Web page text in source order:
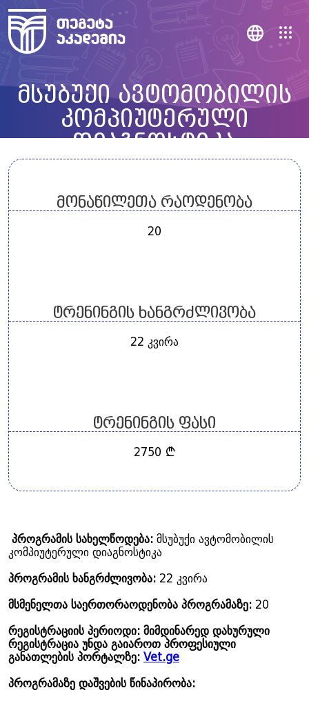
მსუბუქი ავტომობილის
კომპიუტერული
დიაგნოსტიკა
მონაწილეთა რაოდენობა
20
ტრენინგის ხანგრძლივობა
22 კვირა
ტრენინგის ფასი
2750 ₾
პროგრამის სახელწოდება: მსუბუქი ავტომობილის
კომპიუტერული დიაგნოსტიკა
პროგრამის ხანგრძლივობა: 22 კვირა
მსმენელთა საერთორაოდენობა პროგრამაზე: 20
რეგისტრაციის პერიოდი: მიმდინარედ დახურული
რეგისტრაცია უნდა გაიაროთ პროფესიული
განათლების პორტალზე: Vet.ge
პროგრამაზე დაშვების წინაპირობა: